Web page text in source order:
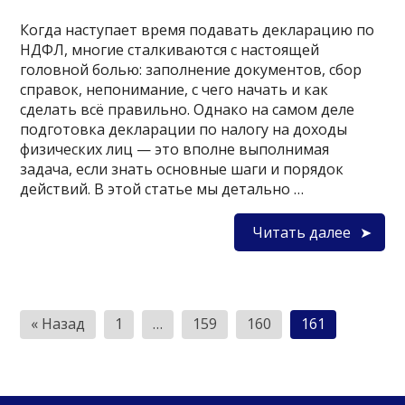
Когда наступает время подавать декларацию по
НДФЛ, многие сталкиваются с настоящей
головной болью: заполнение документов, сбор
справок, непонимание, с чего начать и как
сделать всё правильно. Однако на самом деле
подготовка декларации по налогу на доходы
физических лиц — это вполне выполнимая
задача, если знать основные шаги и порядок
действий. В этой статье мы детально …
Читать далее
Пагинация
записей
« Назад 1 … 159 160 161